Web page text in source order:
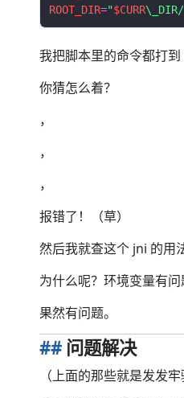
ROOT_DIR="$CURR
我把脚本里的命令都打到
你猜怎么着？
，
，
，
报错了！（草）
然后我就查这个 jni 的用
为什么呢？环境变量有问
果然有问题。
## 问题解决
（上面的那些就是发发